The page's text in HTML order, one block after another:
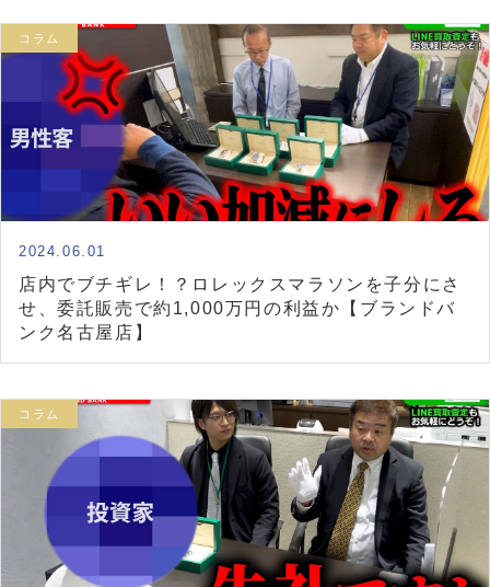
コラム
2024.06.01
店内でブチギレ！？ロレックスマラソンを子分にさ
せ、委託販売で約1,000万円の利益か【ブランドバ
ンク名古屋店】
コラム